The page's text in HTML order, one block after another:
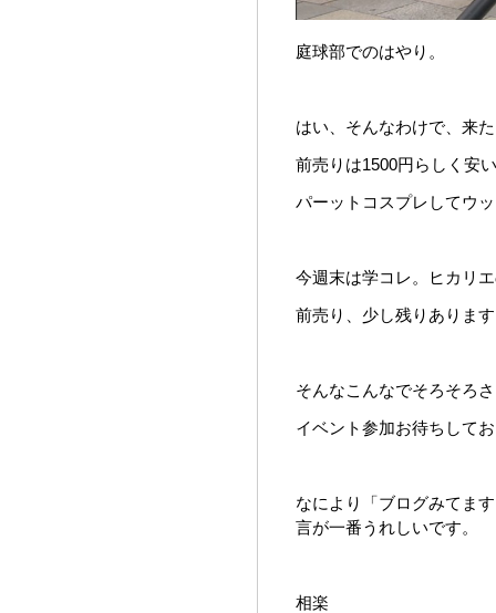
庭球部でのはやり。
はい、そんなわけで、来
前売りは1500円らしく安
パーットコスプレしてウ
今週末は学コレ。ヒカリ
前売り、少し残りありま
そんなこんなでそろそろ
イベント参加お待ちして
なにより「ブログみてま
言が一番うれしいです。
相楽